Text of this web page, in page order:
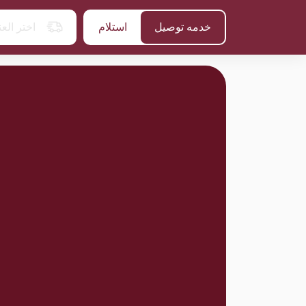
خدمه توصيل استلام اختر